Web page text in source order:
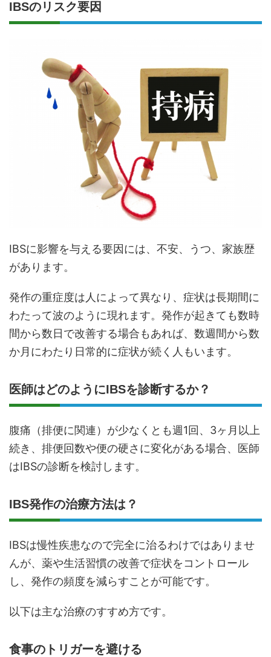
IBSのリスク要因
IBSに影響を与える要因には、不安、うつ、家族歴
があります。
発作の重症度は人によって異なり、症状は長期間に
わたって波のように現れます。発作が起きても数時
間から数日で改善する場合もあれば、数週間から数
か月にわたり日常的に症状が続く人もいます。
医師はどのようにIBSを診断するか？
腹痛（排便に関連）が少なくとも週1回、3ヶ月以上
続き、排便回数や便の硬さに変化がある場合、医師
はIBSの診断を検討します。
IBS発作の治療方法は？
IBSは慢性疾患なので完全に治るわけではありませ
んが、薬や生活習慣の改善で症状をコントロール
し、発作の頻度を減らすことが可能です。
以下は主な治療のすすめ方です。
食事のトリガーを避ける